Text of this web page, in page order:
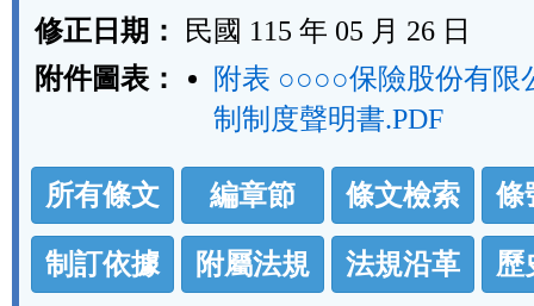
修正日期：
民國 115 年 05 月 26 日
附件圖表：
附表 ○○○○保險股份有限
制制度聲明書.PDF
法
規
功
能
所有條文 編章節 條文檢索 條
制訂依據 附屬法規 法規沿革 歷